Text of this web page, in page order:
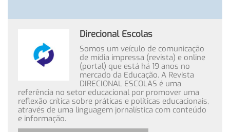
Direcional Escolas
Somos um veículo de comunicação
de mídia impressa (revista) e online
(portal) que está há 19 anos no
mercado da Educação. A Revista
DIRECIONAL ESCOLAS é uma
referência no setor educacional por promover uma
reflexão crítica sobre práticas e políticas educacionais,
através de uma linguagem jornalística com conteúdo
e informação.